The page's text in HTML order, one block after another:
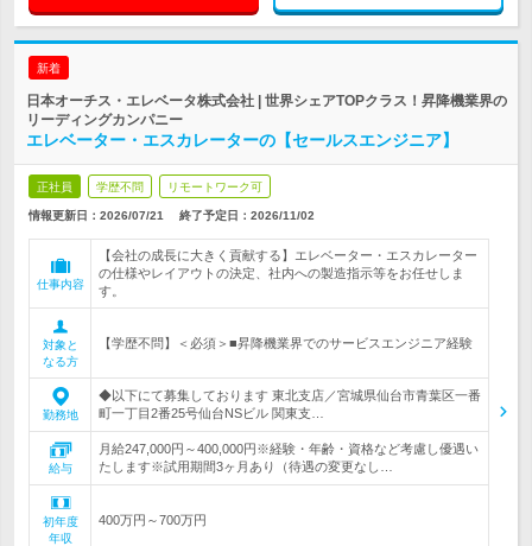
新着
日本オーチス・エレベータ株式会社 | 世界シェアTOPクラス！昇降機業界の
リーディングカンパニー
エレベーター・エスカレーターの【セールスエンジニア】
正社員 学歴不問 リモートワーク可
情報更新日：2026/07/21 終了予定日： 2026/11/02
仕事内容
【会社の成長に大きく貢献する】エレベーター・エスカレーター
の仕様やレイアウトの決定、社内への製造指示等をお任せしま
す。
対象と
なる方
【学歴不問】＜必須＞■昇降機業界でのサービスエンジニア経験
勤務地
◆以下にて募集しております 東北支店／宮城県仙台市青葉区一番
町一丁目2番25号仙台NSビル 関東支…
給与
月給247,000円～400,000円※経験・年齢・資格など考慮し優遇い
たします※試用期間3ヶ月あり（待遇の変更なし…
初年度
年収
400万円～700万円